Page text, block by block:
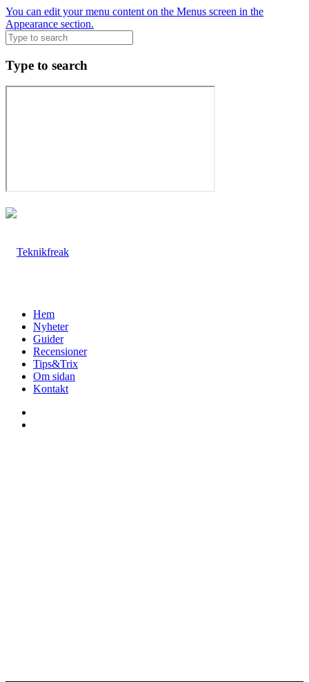
You can edit your menu content on the Menus screen in the
Appearance section.
Type to search
Hem
Nyheter
Guider
Recensioner
Tips&Trix
Om sidan
Kontakt